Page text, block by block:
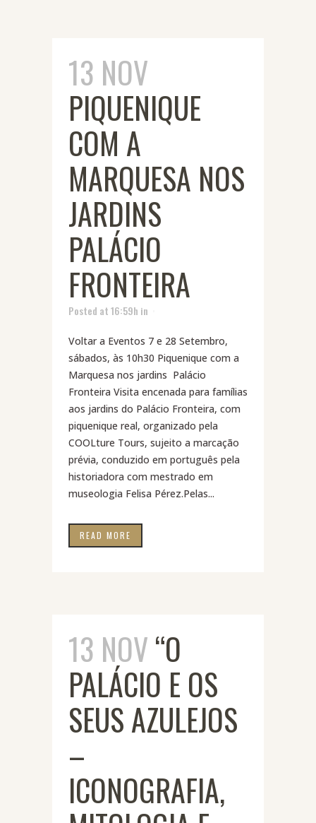
13 NOV
PIQUENIQUE
COM A
MARQUESA NOS
JARDINS
PALÁCIO
FRONTEIRA
Posted at 16:59h in
Voltar a Eventos 7 e 28 Setembro,
sábados, às 10h30 Piquenique com a
Marquesa nos jardins Palácio
Fronteira Visita encenada para famílias
aos jardins do Palácio Fronteira, com
piquenique real, organizado pela
COOLture Tours, sujeito a marcação
prévia, conduzido em português pela
historiadora com mestrado em
museologia Felisa Pérez.Pelas...
READ MORE
13 NOV“O
PALÁCIO E OS
SEUS AZULEJOS
–
ICONOGRAFIA,